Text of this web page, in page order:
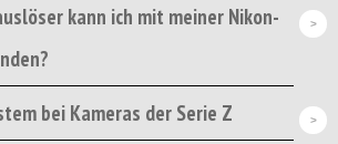
kann ich mit meiner Nikon-
bei Kameras der Serie Z